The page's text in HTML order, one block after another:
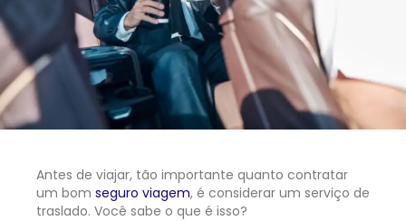
Antes de viajar, tão importante quanto contratar
um bom seguro viagem, é considerar um serviço de
traslado. Você sabe o que é isso?